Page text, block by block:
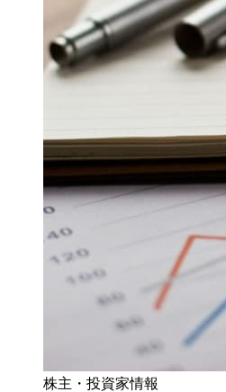
株主・投資家情報